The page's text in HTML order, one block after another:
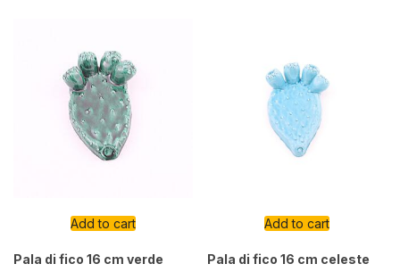
Add to cart
Pala di fico 16 cm verde
Add to cart
Pala di fico 16 cm celeste